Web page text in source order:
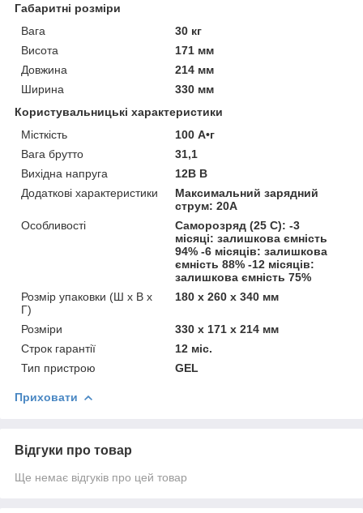
Габаритні розміри
Вага
30 кг
Висота
171 мм
Довжина
214 мм
Ширина
330 мм
Користувальницькі характеристики
Місткість
100 А•г
Вага брутто
31,1
Вихідна напруга
12В В
Додаткові характеристики
Максимальний зарядний
струм: 20А
Особливості
Саморозряд (25 C): -3
місяці: залишкова ємність
94% -6 місяців: залишкова
ємність 88% -12 місяців:
залишкова ємність 75%
Розмір упаковки (Ш х В х
Г)
180 x 260 x 340 мм
Розміри
330 x 171 x 214 мм
Строк гарантії
12 міс.
Тип пристрою
GEL
Приховати
Відгуки про товар
Ще немає відгуків про цей товар